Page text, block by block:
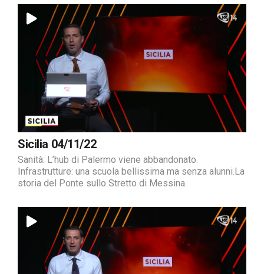
Sicilia 04/11/22
Sanità: L’hub di Palermo viene abbandonato.
Infrastrutture: una scuola bellissima ma senza alunni.La
storia del Ponte sullo Stretto di Messina.